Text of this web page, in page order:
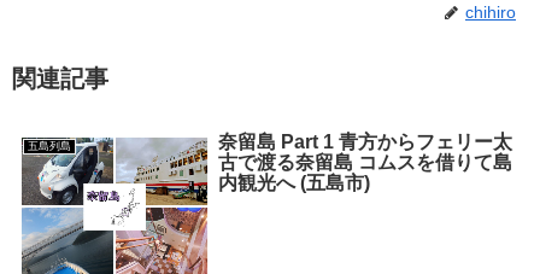
chihiro
関連記事
五島列島
奈留島 Part 1 青方からフェリー太
古で渡る奈留島 コムスを借りて島
内観光へ (五島市)